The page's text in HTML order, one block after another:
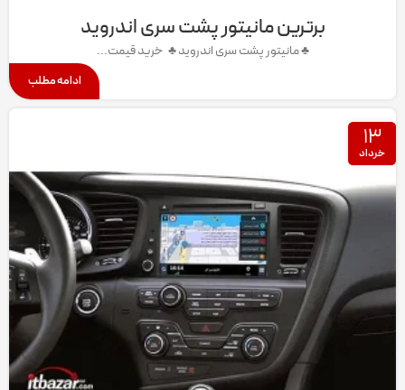
برترین مانیتور پشت سری اندروید
♣ مانیتور پشت سری اندروید ♣ خرید قیمت...
ادامه مطلب
۱۳
خرداد